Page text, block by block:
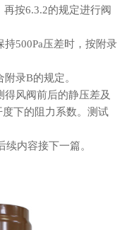
再按6.3.2的规定进行阀
持500Pa压差时，按附录
附录B的规定。
风阀前后的静压差及
下的阻力系数。测试
续内容接下一篇。